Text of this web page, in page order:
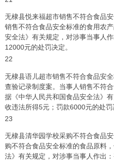
无棣县悦来福超市销售不符合食品
销售不符合食品安全标准的食用农
安全法》有关规定，对涉事当事人
12000元的处罚决定。
22
无棣县语儿超市销售不符合食品安
查验记录制度案。当事人销售不符
据《中华人民共和国食品安全法》
收违法所得5元；罚款6000元的处罚
23
无棣县清华园学校采购不符合食品
购不符合食品安全标准的食品原料
法》有关规定，对涉事当事人作出